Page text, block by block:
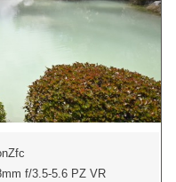
f/3.5-5.6 PZ VR